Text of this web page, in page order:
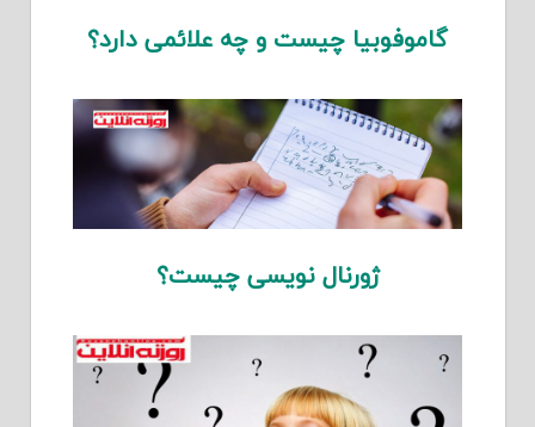
گاموفوبیا چیست و چه علائمی دارد؟
ژورنال نویسی چیست؟